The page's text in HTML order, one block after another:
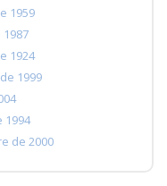
1959
1924
1999
1994
de 2000